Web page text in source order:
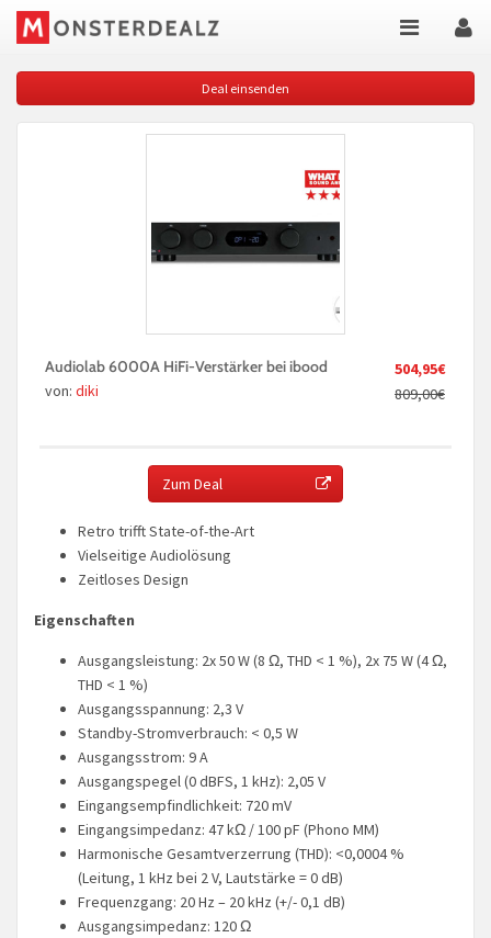
Deal einsenden
504,95€
809,00€
Audiolab 6000A HiFi-Verstärker bei ibood
von: diki
Zum Deal
Retro trifft State-of-the-Art
Vielseitige Audiolösung
Zeitloses Design
Eigenschaften
Ausgangsleistung: 2x 50 W (8 Ω, THD < 1 %), 2x 75 W (4 Ω,
THD < 1 %)
Ausgangsspannung: 2,3 V
Standby-Stromverbrauch: < 0,5 W
Ausgangsstrom: 9 A
Ausgangspegel (0 dBFS, 1 kHz): 2,05 V
Eingangsempfindlichkeit: 720 mV
Eingangsimpedanz: 47 kΩ / 100 pF (Phono MM)
Harmonische Gesamtverzerrung (THD): <0,0004 %
(Leitung, 1 kHz bei 2 V, Lautstärke = 0 dB)
Frequenzgang: 20 Hz – 20 kHz (+/- 0,1 dB)
Ausgangsimpedanz: 120 Ω